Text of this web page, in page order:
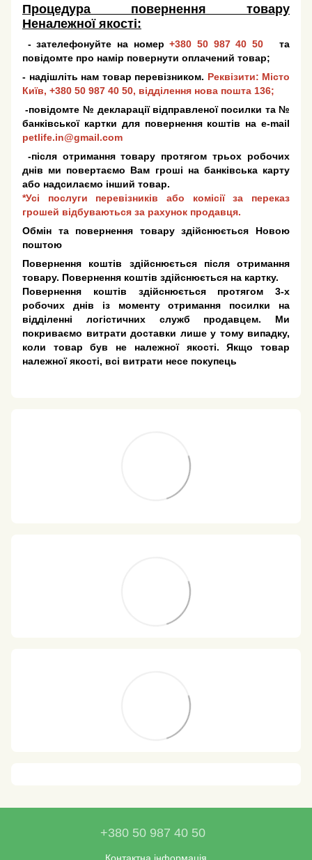
Процедура повернення товару
Неналежної якості:
- зателефонуйте на номер +380 50 987 40 50
та
повідомте про намір повернути оплачений товар;
- надішліть нам товар перевізником. Реквізити: Місто
Київ, +380 50 987 40 50, відділення нова пошта 136;
-повідомте № декларації відправленої посилки та №
банківської картки для повернення коштів на e-mail
petlife.in@gmail.com
-після отримання товару протягом трьох робочих
днів ми повертаємо Вам гроші на банківська карту
або надсилаємо інший товар.
*Усі послуги перевізників або комісії за переказ
грошей відбуваються за рахунок продавця.
Обмін та повернення товару здійснюється Новою
поштою
Повернення коштів здійснюється після отримання
товару. Повернення коштів здійснюється на картку.
Повернення коштів здійснюється протягом 3-х
робочих днів із моменту отримання посилки на
відділенні логістичних служб продавцем. Ми
покриваємо витрати доставки лише у тому випадку,
коли товар був не належної якості. Якщо товар
належної якості, всі витрати несе покупець
+380 50 987 40 50